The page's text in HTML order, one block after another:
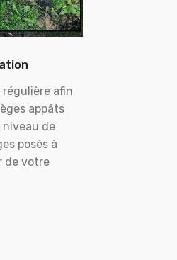
afin
appâts
niveau de
posés à
de votre